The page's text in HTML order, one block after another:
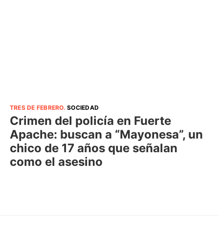
TRES DE FEBRERO.SOCIEDAD
Crimen del policía en Fuerte
Apache: buscan a “Mayonesa”, un
chico de 17 años que señalan
como el asesino